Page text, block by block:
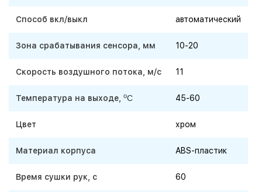
Способ вкл/выкл автоматический
Зона срабатывания сенсора, мм 10-20
Скорость воздушного потока, м/с 11
Температура на выходе, oC 45-60
Цвет хром
Материал корпуса ABS-пластик
Время сушки рук, с 60